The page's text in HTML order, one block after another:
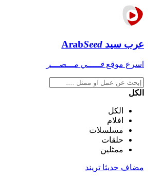
عرب سيد ArabSeed
اسرع موقع فـــــي مـــصـــر
الكل
الكل
افلام
مسلسلات
حلقات
ممثلين
مضاف حديثا تريند